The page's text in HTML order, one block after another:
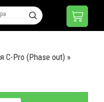
C-Pro (Phase out) »